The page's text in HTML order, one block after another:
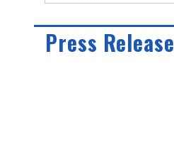
Press Release